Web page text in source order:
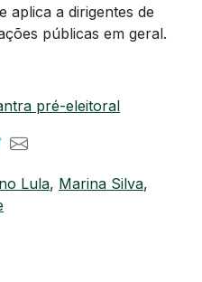
aplica a dirigentes de
públicas em geral.
pré-eleitoral
Lula, Marina Silva,